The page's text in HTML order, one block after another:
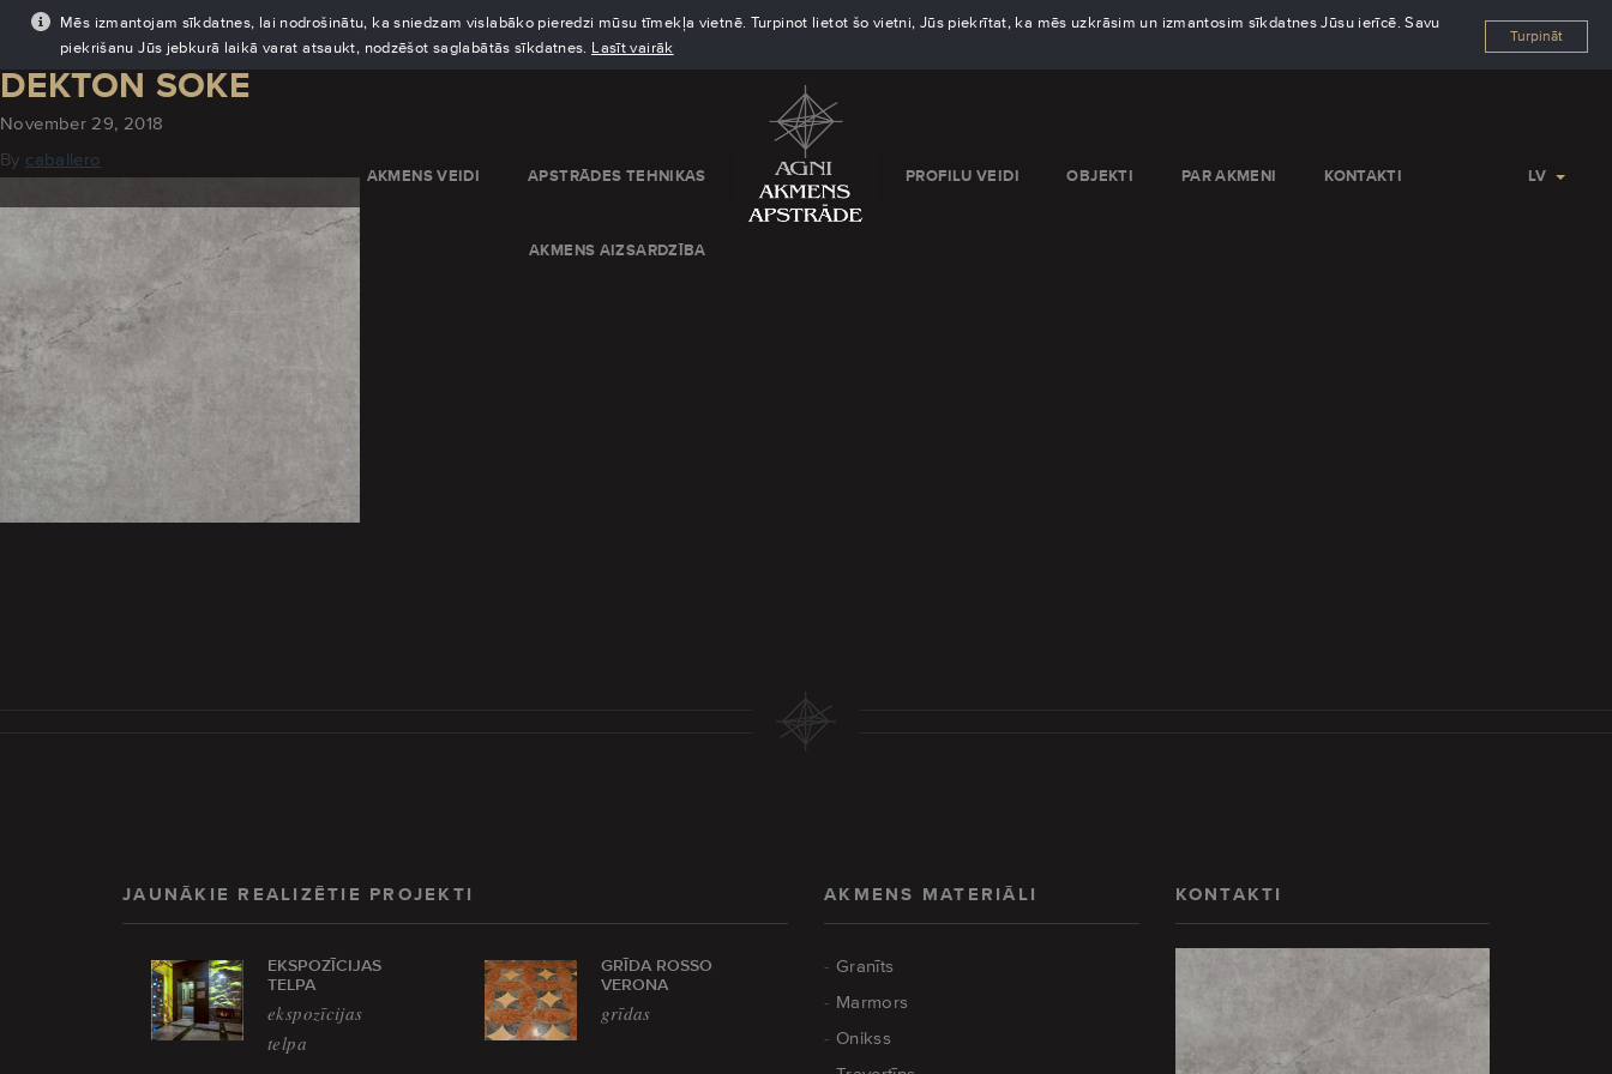
Mēs izmantojam sīkdatnes, lai nodrošinātu, ka sniedzam vislabāko pieredzi mūsu tīmekļa vietnē. Turpinot lietot šo vietni, Jūs piekrītat, ka mēs uzkrāsim un izmantosim sīkdatnes Jūsu ierīcē. Savu
piekrišanu Jūs jebkurā laikā varat atsaukt, nodzēšot saglabātās sīkdatnes. Lasīt vairāk
Turpināt
AKMENS VEIDI APSTRĀDES TEHNIKAS
AKMENS AIZSARDZĪBA
PROFILU VEIDI OBJEKTI PAR AKMENI KONTAKTI LV
DEKTON SOKE
November 29, 2018
By caballero
JAUNĀKIE REALIZĒTIE PROJEKTI
EKSPOZĪCIJAS
TELPA
ekspozīcijas
telpa
GRĪDA ROSSO
VERONA
grīdas
AKMENS MATERIĀLI
Granīts
Marmors
Onikss
KONTAKTI